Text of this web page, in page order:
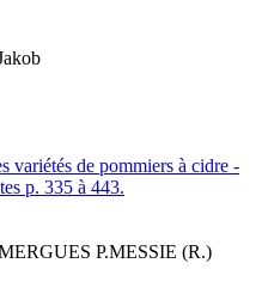
variétés de pommiers à cidre -
p. 335 à 443.
P.MESSIE (R.)